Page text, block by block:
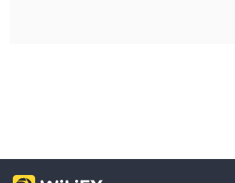
移动应用程序直接注册，提供基本信息并验
提供全面且用户友好的交易平台。这些
投资和交易机会，注重价格实惠和便利性。
钟的数字实名认证，Tradeplus确保了一个无